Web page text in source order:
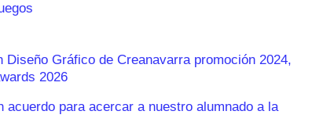
Diseño Gráfico de Creanavarra promoción 2024,
2026
acuerdo para acercar a nuestro alumnado a la